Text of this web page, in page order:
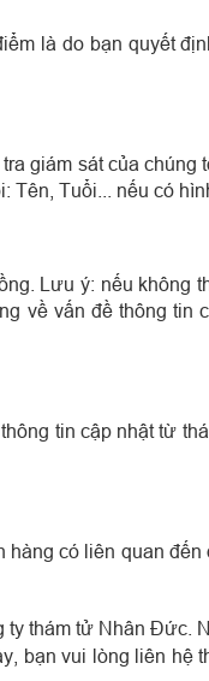
là do bạn quyết
giám sát của chúng
Tên, Tuổi... nếu có
Lưu ý: nếu không
về vấn đề thông tin
tin cập nhật từ
hàng có liên quan đến
ty thám tử Nhân Đức.
bạn vui lòng liên hệ